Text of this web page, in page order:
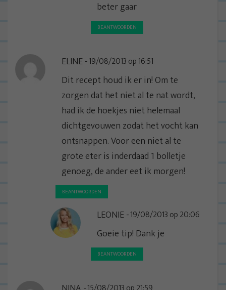
beter gaar
BEANTWOORDEN
ELINE 19/08/2013 op 16:51
Dit recept houd ik er in! Om te
zorgen dat het niet al te nat wordt,
had ik de hoekjes niet helemaal
dichtgevouwen zodat het vocht kan
ontsnappen. Voor een niet al te
grote eter is inderdaad 1 bolletje
genoeg, de ander eet ik morgen!
BEANTWOORDEN
LEONIE 19/08/2013 op 20:06
Goeie tip! Dank je
BEANTWOORDEN